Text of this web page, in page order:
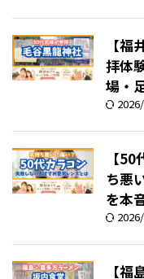
【
拝体
場・
【
ち悪
を本
【